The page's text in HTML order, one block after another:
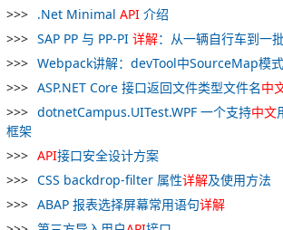
.Net Minimal API 介绍
SAP PP 与 PP-PI 详解：从一辆自行车到一
Webpack讲解：devTool中SourceMap模式
ASP.NET Core 接口返回文件类型文件名中
dotnetCampus.UITest.WPF 一个支持中文
框架
API接口安全设计方案
CSS backdrop-filter 属性详解及使用方法
ABAP 报表选择屏幕常用语句详解